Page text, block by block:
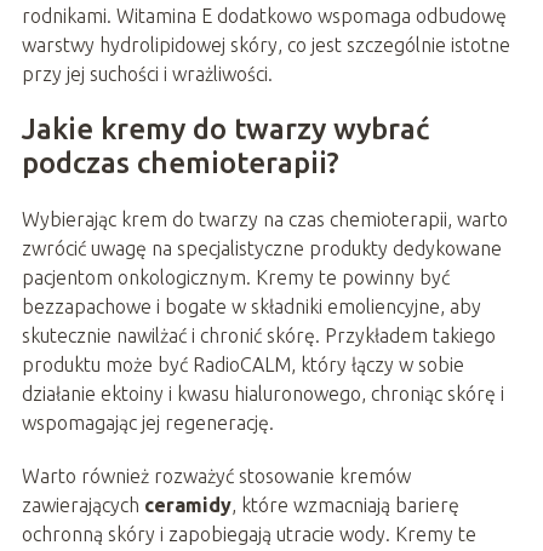
rodnikami. Witamina E dodatkowo wspomaga odbudowę
warstwy hydrolipidowej skóry, co jest szczególnie istotne
przy jej suchości i wrażliwości.
Jakie kremy do twarzy wybrać
podczas chemioterapii?
Wybierając krem do twarzy na czas chemioterapii, warto
zwrócić uwagę na specjalistyczne produkty dedykowane
pacjentom onkologicznym. Kremy te powinny być
bezzapachowe i bogate w składniki emoliencyjne, aby
skutecznie nawilżać i chronić skórę. Przykładem takiego
produktu może być RadioCALM, który łączy w sobie
działanie ektoiny i kwasu hialuronowego, chroniąc skórę i
wspomagając jej regenerację.
Warto również rozważyć stosowanie kremów
zawierających ceramidy, które wzmacniają barierę
ochronną skóry i zapobiegają utracie wody. Kremy te